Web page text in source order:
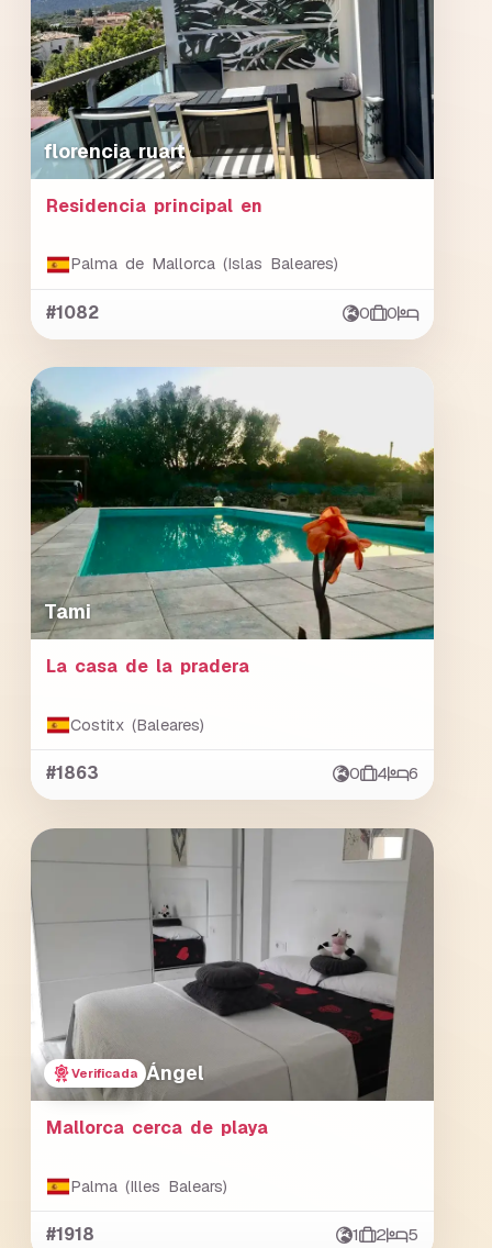
florencia ruart
Residencia principal en
Palma de Mallorca (Islas Baleares)
#1082 0 0
Tami
La casa de la pradera
Costitx (Baleares)
#1863 0 4 6
Verificada Ángel
Mallorca cerca de playa
Palma (Illes Balears)
#1918 1 2 5